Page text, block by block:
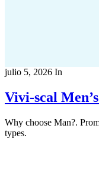
julio 5, 2026 In
Vivi-scal
Why choose Man?.
types.